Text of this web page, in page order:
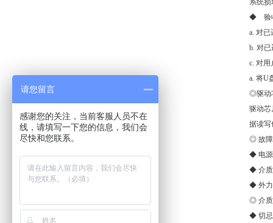
系统
◆ 验
a. 对
b. 对
c. 对
a. 将U
◎驱动
驱动芯
据读写
◎ 故障
◆ 电源
◆ 介质
◆ 外力
◎ 介质
◆ 切忌
请您留言
感谢您的关注，当前客服人员不在
线，请填写一下您的信息，我们会
尽快和您联系。